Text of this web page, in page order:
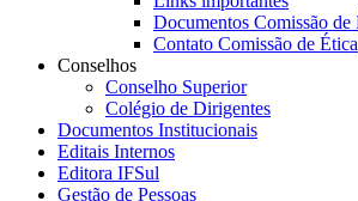
Documentos Comissão de
Contato Comissão de Ética
Conselhos
Conselho Superior
Colégio de Dirigentes
Documentos Institucionais
Editais Internos
Editora IFSul
Gestão de Pessoas